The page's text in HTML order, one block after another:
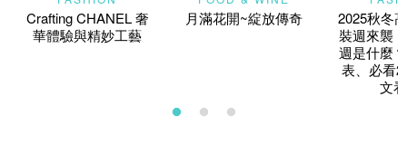
Crafting CHANEL 奢
華體驗與精妙工藝
月滿花開~綻放傳奇
2025秋冬
裝週來襲
週是什麼
表、必看
文